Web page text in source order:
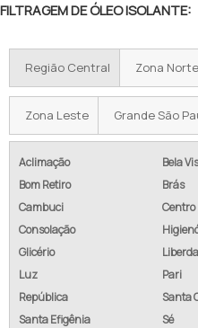
FILTRAGEM DE ÓLEO ISOLANTE:
Região Central Zona Norte
Zona Leste Grande São
Aclimação
Bela
Bom Retiro
Brás
Cambuci
Centro
Consolação
Glicério
Luz
Pari
República
Santa
Santa Efigênia
Sé